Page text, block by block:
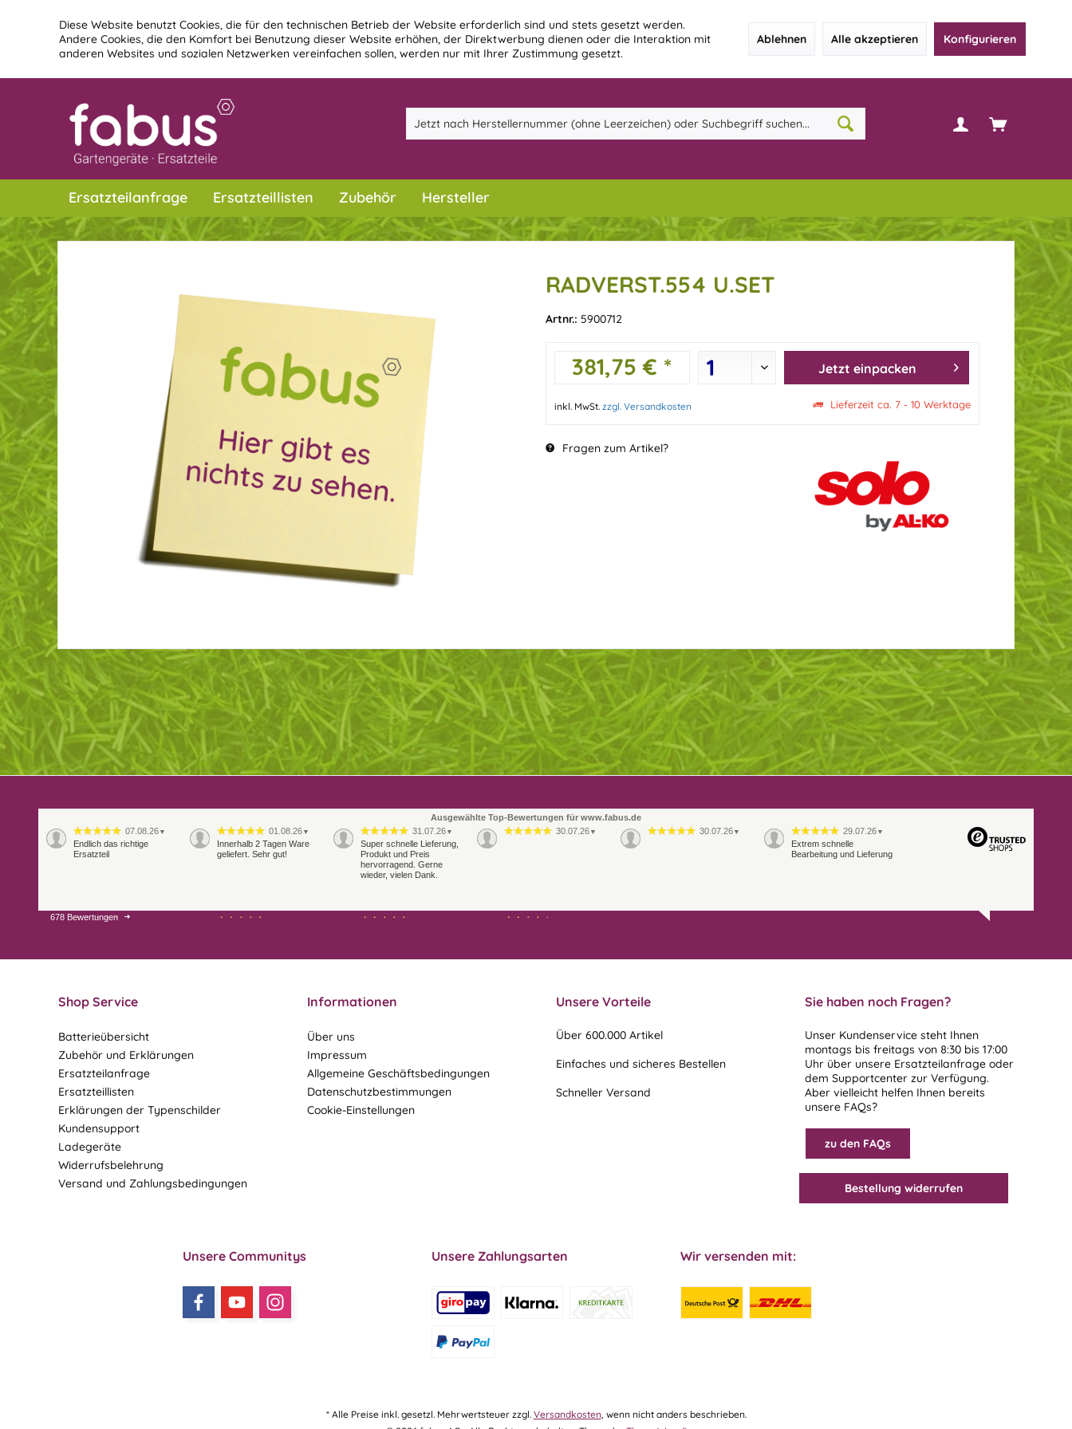
Diese Website benutzt Cookies, die für den technischen Betrieb der Website erforderlich sind und stets gesetzt werden.
Andere Cookies, die den Komfort bei Benutzung dieser Website erhöhen, der Direktwerbung dienen oder die Interaktion mit
anderen Websites und sozialen Netzwerken vereinfachen sollen, werden nur mit Ihrer Zustimmung gesetzt.
Ablehnen Alle akzeptieren Konfigurieren
Ersatzteilanfrage Ersatzteillisten Zubehör Hersteller
RADVERST.554 U.SET
Artnr.: 5900712
381,75 € * Jetzt einpacken
inkl. MwSt. zzgl. Versandkosten Lieferzeit ca. 7 - 10 Werktage
Fragen zum Artikel?
Ausgewählte Top-Bewertungen für www.fabus.de
07.08.26 ▼
Endlich das richtige
Ersatzteil
01.08.26 ▼
Innerhalb 2 Tagen Ware
geliefert. Sehr gut!
31.07.26 ▼
Super schnelle Lieferung,
Produkt und Preis
hervorragend. Gerne
wieder, vielen Dank.
30.07.26 ▼ 30.07.26 ▼ 29.07.26 ▼
Extrem schnelle
Bearbeitung und Lieferung
28.07.26
678 Bewertungen
Shop Service
Batterieübersicht
Zubehör und Erklärungen
Ersatzteilanfrage
Ersatzteillisten
Erklärungen der Typenschilder
Kundensupport
Ladegeräte
Widerrufsbelehrung
Versand und Zahlungsbedingungen
Informationen
Über uns
Impressum
Allgemeine Geschäftsbedingungen
Datenschutzbestimmungen
Cookie-Einstellungen
Unsere Vorteile
Über 600.000 Artikel
Einfaches und sicheres Bestellen
Schneller Versand
Sie haben noch Fragen?
Unser Kundenservice steht Ihnen
montags bis freitags von 8:30 bis 17:00
Uhr über unsere Ersatzteilanfrage oder
dem Supportcenter zur Verfügung.
Aber vielleicht helfen Ihnen bereits
unsere FAQs?
zu den FAQs
Bestellung widerrufen
Unsere Communitys Unsere Zahlungsarten Wir versenden mit:
* Alle Preise inkl. gesetzl. Mehrwertsteuer zzgl. Versandkosten, wenn nicht anders beschrieben.